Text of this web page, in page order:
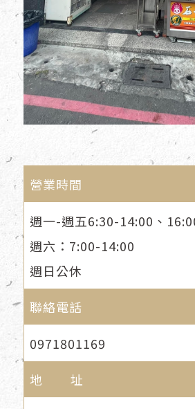
營業時間
週一-週五6:30-14:00、
週六：7:00-14:00
週日公休
聯絡電話
0971801169
地 址